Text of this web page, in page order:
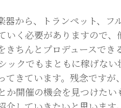
から、トランペット、フ
く必要がありますので
ちんとプロデュースでき
クでもまともに稼げな
きています。残念ですが
開催の機会を見つけたい